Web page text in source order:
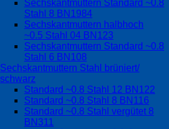
Sechskantmuttern Standard ~0.8
Stahl 8 BN1984
Sechskantmuttern halbhoch
~0.5 Stahl 04 BN123
Sechskantmuttern Standard ~0.8
Stahl 6 BN108
Sechskantmuttern Stahl brüniert/
schwarz
Standard ~0.8 Stahl 12 BN122
Standard ~0.8 Stahl 8 BN116
Standard ~0.8 Stahl vergütet 8
BN311